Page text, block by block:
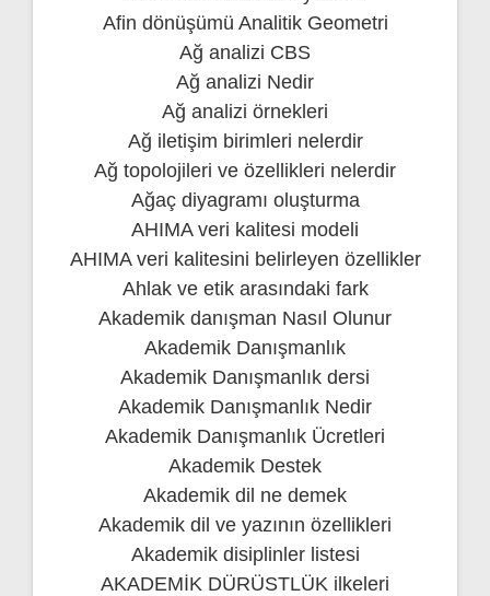
Afin dönüşümü Analitik Geometri
Ağ analizi CBS
Ağ analizi Nedir
Ağ analizi örnekleri
Ağ iletişim birimleri nelerdir
Ağ topolojileri ve özellikleri nelerdir
Ağaç diyagramı oluşturma
AHIMA veri kalitesi modeli
AHIMA veri kalitesini belirleyen özellikler
Ahlak ve etik arasındaki fark
Akademik danışman Nasıl Olunur
Akademik Danışmanlık
Akademik Danışmanlık dersi
Akademik Danışmanlık Nedir
Akademik Danışmanlık Ücretleri
Akademik Destek
Akademik dil ne demek
Akademik dil ve yazının özellikleri
Akademik disiplinler listesi
AKADEMİK DÜRÜSTLÜK ilkeleri